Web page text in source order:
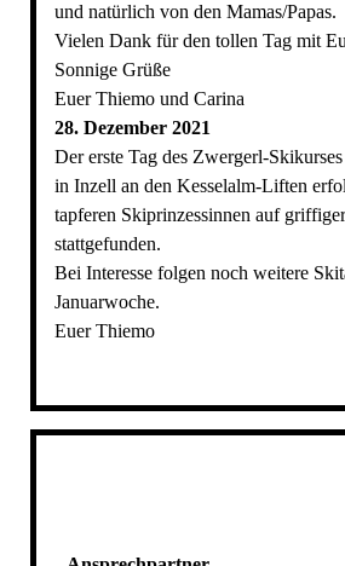
und natürlich von den Mamas/Papas.
Vielen Dank für den tollen Tag mit
Sonnige Grüße
Euer Thiemo und Carina
28. Dezember 2021
Der erste Tag des Zwergerl-
in Inzell an den Kesselalm-Liften
tapferen Skiprinzessinnen auf
stattgefunden.
Bei Interesse folgen noch weitere
Januarwoche.
Euer Thiemo